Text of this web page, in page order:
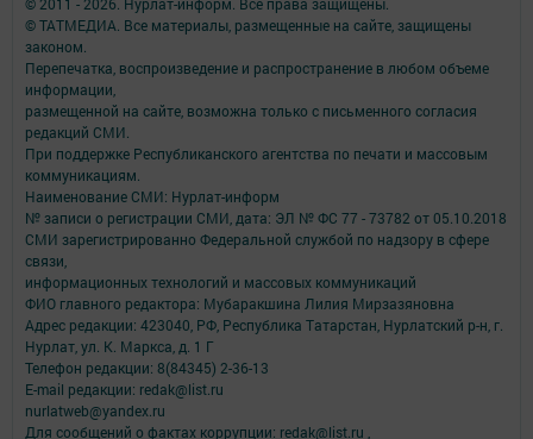
© 2011 - 2026. Нурлат-⁠информ. Все права защищены.
© ТАТМЕДИА. Все материалы, размещенные на сайте, защищены
законом.
Перепечатка, воспроизведение и распространение в любом объеме
информации,
размещенной на сайте, возможна только с письменного согласия
редакций СМИ.
При поддержке Республиканского агентства по печати и массовым
коммуникациям.
Наименование СМИ: Нурлат-⁠информ
№ записи о регистрации СМИ, дата: ЭЛ № ФС 77 -⁠ 73782 от 05.10.2018
СМИ зарегистрированно Федеральной службой по надзору в сфере
связи,
информационных технологий и массовых коммуникаций
ФИО главного редактора: Мубаракшина Лилия Мирзазяновна
Адрес редакции: 423040, РФ, Республика Татарстан, Нурлатский р-н, г.
Нурлат, ул. К. Маркса, д. 1 Г
Телефон редакции: 8(84345) 2-36-13
E-mail редакции: redak@list.ru
nurlatweb@yandex.ru
Для сообщений о фактах коррупции: redak@list.ru ,